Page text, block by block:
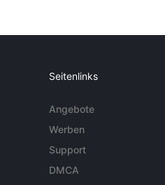
Seitenlinks
Angebote
Werben
Support
DMCA